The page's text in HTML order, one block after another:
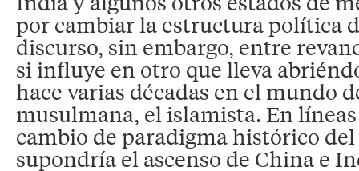
por cambiar la estructura política
discurso, sin embargo, entre
si influye en otro que lleva
hace varias décadas en el mundo
musulmana, el islamista. En
cambio de paradigma histórico
supondría el ascenso de China e